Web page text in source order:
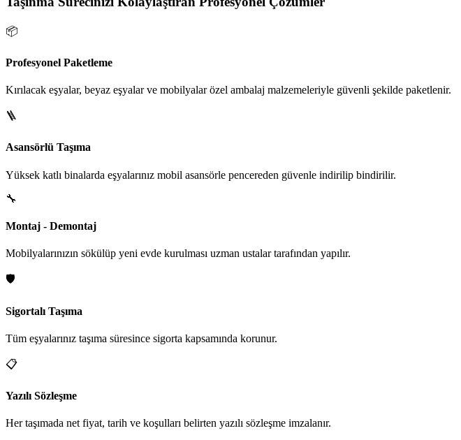
📦
Profesyonel Paketleme
Kırılacak eşyalar, beyaz eşyalar ve mobilyalar özel ambalaj malzemeleriyle güvenli şekilde paketlenir.
🪜
Asansörlü Taşıma
Yüksek katlı binalarda eşyalarınız mobil asansörle pencereden güvenle indirilip bindirilir.
🔧
Montaj - Demontaj
Mobilyalarınızın sökülüp yeni evde kurulması uzman ustalar tarafından yapılır.
🛡️
Sigortalı Taşıma
Tüm eşyalarınız taşıma süresince sigorta kapsamında korunur.
📋
Yazılı Sözleşme
Her taşımada net fiyat, tarih ve koşulları belirten yazılı sözleşme imzalanır.